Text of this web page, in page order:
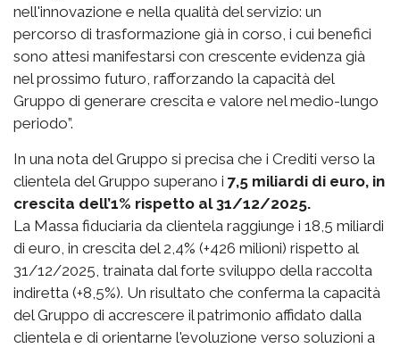
nell'innovazione e nella qualità del servizio: un
percorso di trasformazione già in corso, i cui benefici
sono attesi manifestarsi con crescente evidenza già
nel prossimo futuro, rafforzando la capacità del
Gruppo di generare crescita e valore nel medio-lungo
periodo”.
In una nota del Gruppo si precisa che i Crediti verso la
clientela del Gruppo superano i 7,5 miliardi di euro, in
crescita dell’1% rispetto al 31/12/2025.
La Massa fiduciaria da clientela raggiunge i 18,5 miliardi
di euro, in crescita del 2,4% (+426 milioni) rispetto al
31/12/2025, trainata dal forte sviluppo della raccolta
indiretta (+8,5%). Un risultato che conferma la capacità
del Gruppo di accrescere il patrimonio affidato dalla
clientela e di orientarne l'evoluzione verso soluzioni a